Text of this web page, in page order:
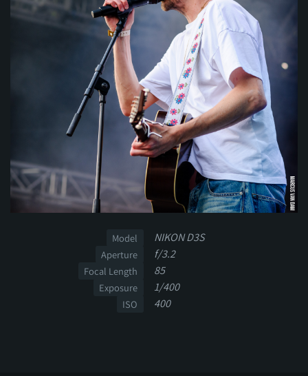
Model NIKON D3S
Aperture f/3.2
Focal Length 85
Exposure 1/400
ISO 400